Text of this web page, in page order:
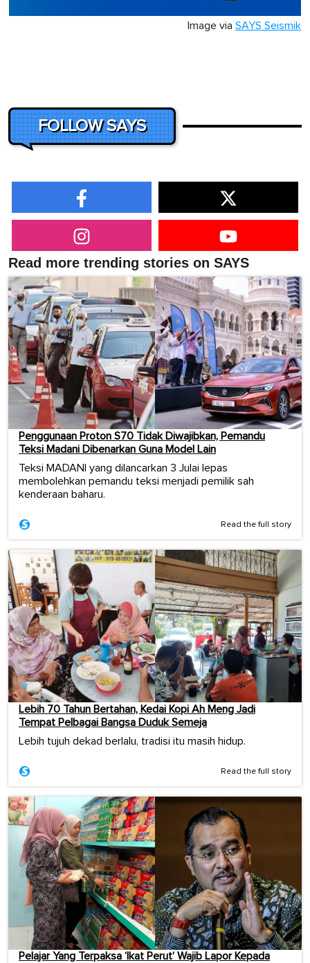
Image via SAYS Seismik
FOLLOW SAYS
Read more trending stories on SAYS
Penggunaan Proton S70 Tidak Diwajibkan, Pemandu
Teksi Madani Dibenarkan Guna Model Lain
Teksi MADANI yang dilancarkan 3 Julai lepas
membolehkan pemandu teksi menjadi pemilik sah
kenderaan baharu.
Read the full story
Lebih 70 Tahun Bertahan, Kedai Kopi Ah Meng Jadi
Tempat Pelbagai Bangsa Duduk Semeja
Lebih tujuh dekad berlalu, tradisi itu masih hidup.
Read the full story
Pelajar Yang Terpaksa ‘Ikat Perut’ Wajib Lapor Kepada